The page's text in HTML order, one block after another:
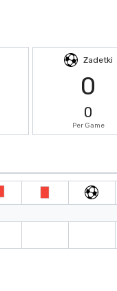
Zadetki
0
0
Per Game